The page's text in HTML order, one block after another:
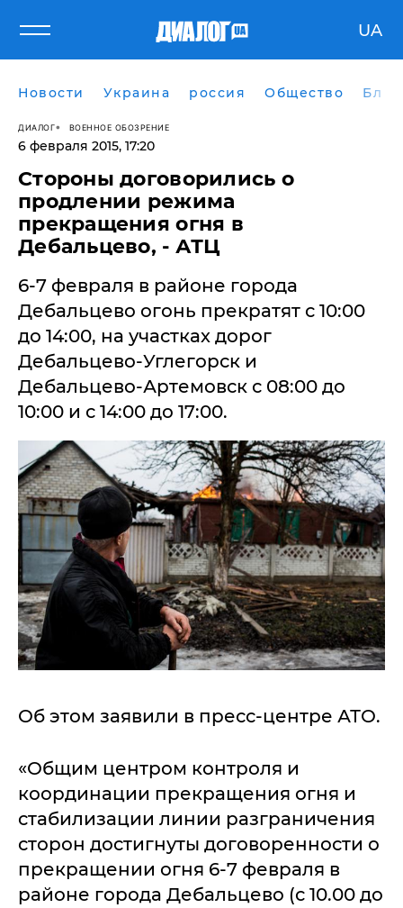
UA
Новости Украина россия Общество
ДИАЛОГ ВОЕННОЕ ОБОЗРЕНИЕ
6 февраля 2015, 17:20
​Стороны договорились о
продлении режима
прекращения огня в
Дебальцево, - АТЦ
6-7 февраля в районе города
Дебальцево огонь прекратят с 10:00
до 14:00, на участках дорог
Дебальцево-Углегорск и
Дебальцево-Артемовск с 08:00 до
10:00 и с 14:00 до 17:00.
Об этом заявили в пресс-центре АТО.
«Общим центром контроля и
координации прекращения огня и
стабилизации линии разграничения
сторон достигнуты договоренности о
прекращении огня 6-7 февраля в
районе города Дебальцево (с 10.00 до